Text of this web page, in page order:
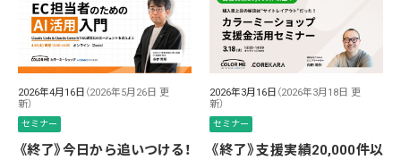
2026年4月16日 （2026年5月26日 更
新）
セミナー
《終了》今日から追いつける！
2026年3月16日 （2026年3月18日 更
新）
セミナー
《終了》支援実績20,000件以